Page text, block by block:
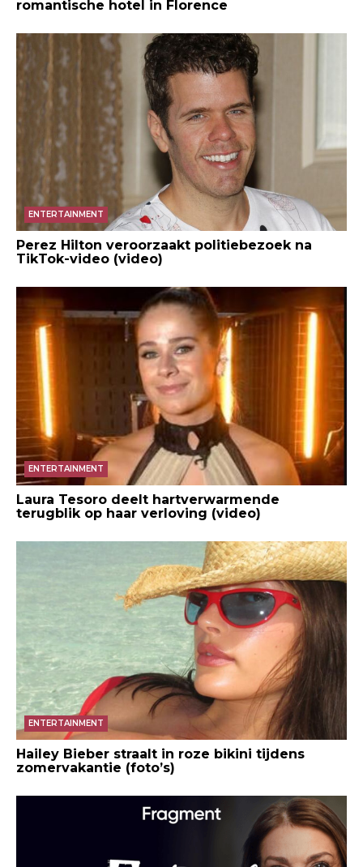
romantische hotel in Florence
ENTERTAINMENT
Perez Hilton veroorzaakt politiebezoek na
TikTok-video (video)
ENTERTAINMENT
Laura Tesoro deelt hartverwarmende
terugblik op haar verloving (video)
ENTERTAINMENT
Hailey Bieber straalt in roze bikini tijdens
zomervakantie (foto’s)